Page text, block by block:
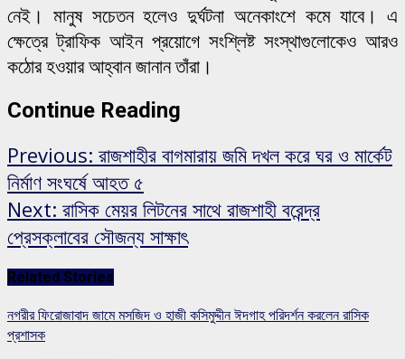
নেই। মানুষ সচেতন হলেও দুর্ঘটনা অনেকাংশে কমে যাবে। এ
ক্ষেত্রে ট্রাফিক আইন প্রয়োগে সংশ্লিষ্ট সংস্থাগুলোকেও আরও
কঠোর হওয়ার আহ্বান জানান তাঁরা।
Continue Reading
Previous: রাজশাহীর বাগমারায় জমি দখল করে ঘর ও মার্কেট
নির্মাণ সংঘর্ষে আহত ৫
Next: রাসিক মেয়র লিটনের সাথে রাজশাহী বরেন্দ্র
প্রেসক্লাবের সৌজন্য সাক্ষাৎ
Related Stories
নগরীর ফিরোজাবাদ জামে মসজিদ ও হাজী কসিমুদ্দীন ঈদগাহ পরিদর্শন করলেন রাসিক
প্রশাসক